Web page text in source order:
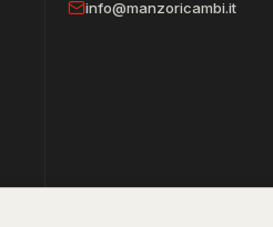
info@manzoricambi.it